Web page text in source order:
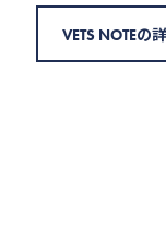
デザイン・ニー
VETS NOTEの